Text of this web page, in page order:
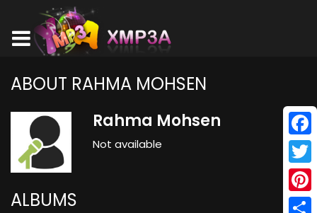
ABOUT RAHMA MOHSEN
Rahma Mohsen
Not available
ALBUMS